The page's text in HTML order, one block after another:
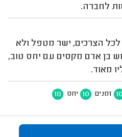
לחברה.
לכל הצרכים, ישר מטפל ולא
בן אדם מקסים עם יחס טוב,
מאוד.
10 זמנים 10 יחס 10